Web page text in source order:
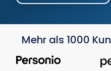
Mehr als 1000